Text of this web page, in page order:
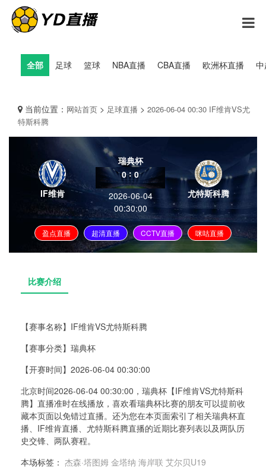
全部 足球 篮球 NBA直播 CBA直播 欧洲杯直播
当前位置： 网站首页 > 足球直播 > 2026-06-04 00:30 IF维肯VS尤
特斯科腾
IF维肯
瑞典杯
0:0
2026-06-04
00:30:00
尤特斯科腾
盈点直播 超清直播 CCTV直播 咪咕直播
比赛介绍
【赛事名称】 IF维肯VS尤特斯科腾
【赛事分类】 瑞典杯
【开赛时间】 2026-06-04 00:30:00
北京时间2026-06-04 00:30:00，瑞典杯【IF维肯VS尤特斯科
腾】直播准时在线播放，喜欢看瑞典杯比赛的朋友可以提前收
藏本页面以免错过直播。还为您在本页面索引了相关瑞典杯直
播、IF维肯直播、尤特斯科腾直播的近期比赛列表以及两队历
史交锋、两队赛程。
本场标签： 杰森·塔图姆 金塔纳 海岸联 艾尔贝U19